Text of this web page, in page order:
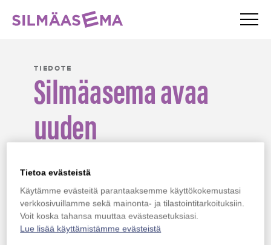
Silmäasema – etusivu
TIEDOTE
Silmäasema avaa
uuden
optikkoliikkeen
Kalajoelle
Kalajoen liikkeessä on tarjolla kattava valikoima
silmälaseja, piilolinssejä ja aurinkolaseja sekä
Tietoa evästeistä
Käytämme evästeitä parantaaksemme käyttökokemustasi
verkkosivuillamme sekä mainonta- ja tilastointitarkoituksiin.
Voit koska tahansa muuttaa evästeasetuksiasi.
Lue lisää käyttämistämme evästeistä